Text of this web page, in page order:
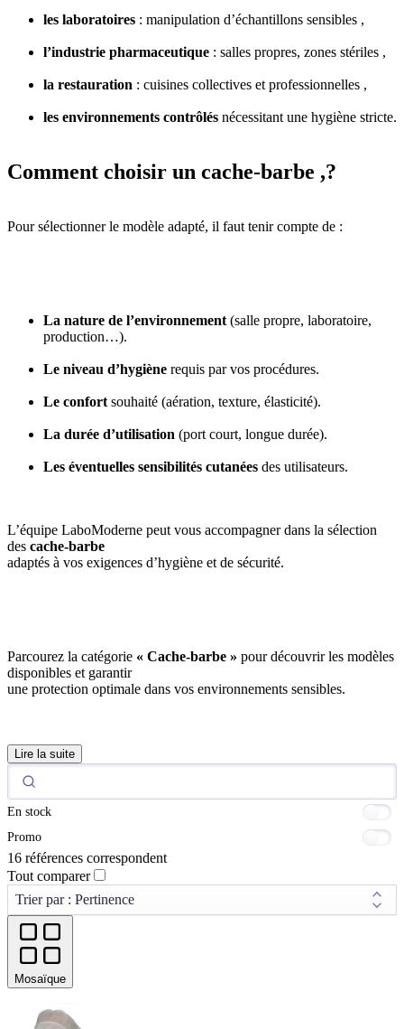
les laboratoires : manipulation d’échantillons sensibles ,
l’industrie pharmaceutique : salles propres, zones stériles ,
la restauration : cuisines collectives et professionnelles ,
les environnements contrôlés nécessitant une hygiène stricte.
Comment choisir un cache-barbe ,?
Pour sélectionner le modèle adapté, il faut tenir compte de :
La nature de l’environnement (salle propre, laboratoire,
production…).
Le niveau d’hygiène requis par vos procédures.
Le confort souhaité (aération, texture, élasticité).
La durée d’utilisation (port court, longue durée).
Les éventuelles sensibilités cutanées des utilisateurs.
L’équipe LaboModerne peut vous accompagner dans la sélection
des cache-barbe
adaptés à vos exigences d’hygiène et de sécurité.
Parcourez la catégorie « Cache-barbe » pour découvrir les modèles
disponibles et garantir
une protection optimale dans vos environnements sensibles.
Lire la suite
En stock
Promo
16 références correspondent
Tout comparer
Mosaïque